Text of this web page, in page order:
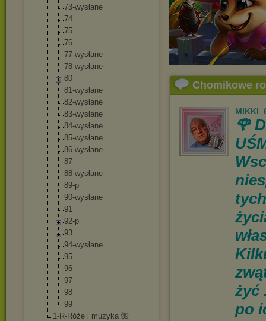
73-wysłane
74
75
76
77-wysłane
78-wysłane
80
81-wysłane
82-wysłane
83-wysłane
84-wysłane
85-wysłane
86-wysłane
87
88-wysłane
89-p
90-wysłane
91
92-p
93
94-wysłane
95
96
97
98
99
1-R-Róże i muzyka 🌺
Chomikowe
🌹
żyć
po